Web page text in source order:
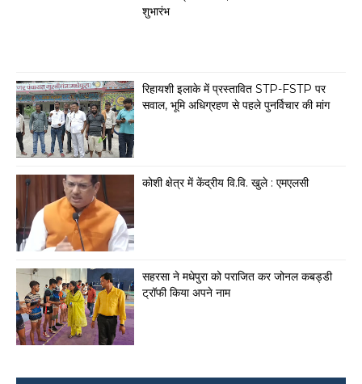
शुभारंभ
रिहायशी इलाके में प्रस्तावित STP-FSTP पर
सवाल, भूमि अधिग्रहण से पहले पुनर्विचार की मांग
कोशी क्षेत्र में केंद्रीय वि.वि. खुले : एमएलसी
सहरसा ने मधेपुरा को पराजित कर जोनल कबड्डी
ट्रॉफी किया अपने नाम